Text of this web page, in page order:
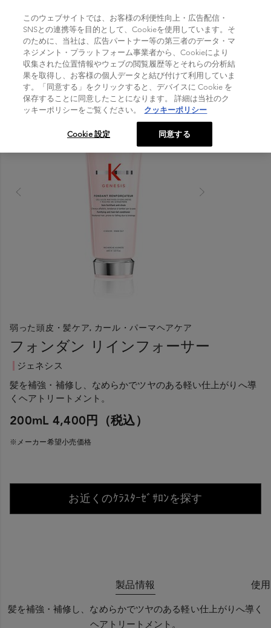
TOGGLE NAVIGATION
Home >
製品シリーズ > ジェネシス > フォンダン リインフォーサー
弱った頭皮・髪ケア, カール・パーマヘアケア
フォンダン リインフォーサー
ジェネシス
髪を補強・補修し、なめらかでツヤのある軽い仕上がりへ導
くヘアトリートメント。
200mL 4,400円（税込）
※メーカー希望小売価格
お近くのｹﾗｽﾀｰｾﾞｻﾛﾝを探す
製品情報 使
髪を補強・補修し、なめらかでツヤのある軽い仕上がりへ導く
ヘアトリートメント。
このウェブサイトでは、お客様の利便性向上・広告配信・
SNSとの連携等を目的として、Cookieを使用しています。そ
のために、当社は、広告パートナー等の第三者のデータ・マ
ネジメント・プラットフォーム事業者から、Cookieにより
収集された位置情報やウェブの閲覧履歴等とそれらの分析結
果を取得し、お客様の個人データと結び付けて利用していま
す。「同意する」をクリックすると、デバイスに Cookie を
保存することに同意したことになります。 詳細は当社のク
ッキーポリシーをご覧ください。
クッキーポリシー
Cookie 設定 同意する